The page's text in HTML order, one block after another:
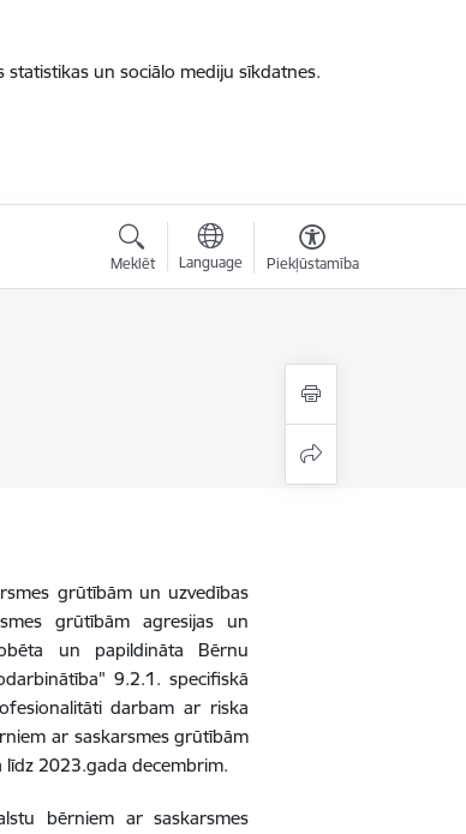
un sociālo mediju sīkdatnes.
Meklēt Language Piekļūstamība
grūtībām un uzvedības
grūtībām agresijas un
un papildināta Bērnu
9.2.1. specifiskā
darbam ar riska
ar saskarsmes grūtībām
2023.gada decembrim.
bērniem ar saskarsmes